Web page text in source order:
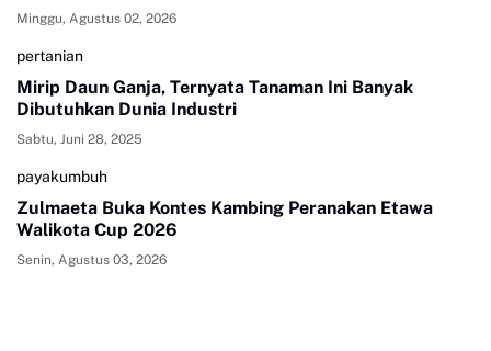
Minggu, Agustus 02, 2026
pertanian
Mirip Daun Ganja, Ternyata Tanaman Ini Banyak
Dibutuhkan Dunia Industri
Sabtu, Juni 28, 2025
payakumbuh
Zulmaeta Buka Kontes Kambing Peranakan Etawa
Walikota Cup 2026
Senin, Agustus 03, 2026